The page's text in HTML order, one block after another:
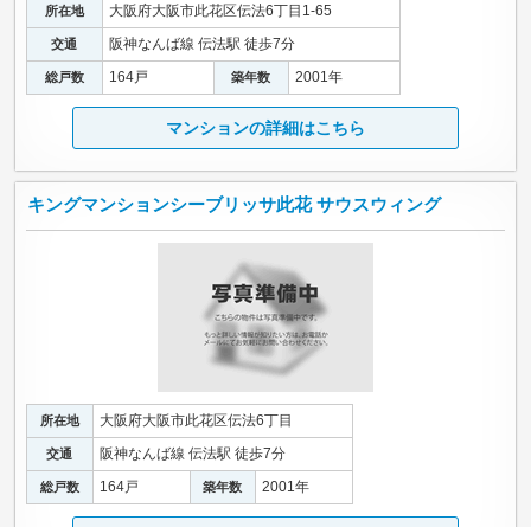
所在地 大阪府大阪市此花区伝法6丁目1-65
交通 阪神なんば線 伝法駅 徒歩7分
総戸数 164戸 築年数 2001年
マンションの詳細はこちら
キングマンションシーブリッサ此花 サウスウィング
所在地 大阪府大阪市此花区伝法6丁目
交通 阪神なんば線 伝法駅 徒歩7分
総戸数 164戸 築年数 2001年